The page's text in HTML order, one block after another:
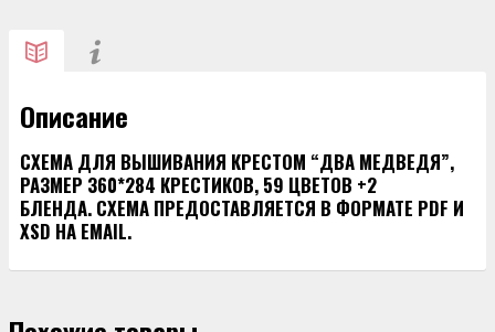
Описание
СХЕМА ДЛЯ ВЫШИВАНИЯ КРЕСТОМ “ДВА МЕДВЕДЯ”,
РАЗМЕР 360*284 КРЕСТИКОВ, 59 ЦВЕТОВ +2
БЛЕНДА. СХЕМА ПРЕДОСТАВЛЯЕТСЯ В ФОРМАТЕ PDF И
XSD НА EMAIL.